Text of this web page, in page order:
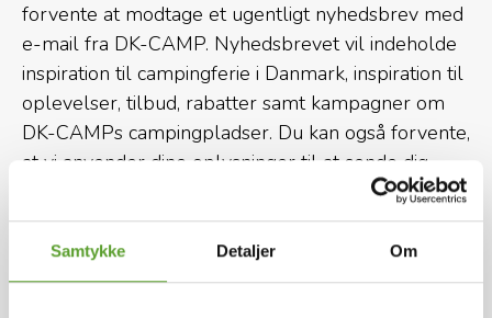
Samtykke Detaljer Om
forvente at modtage et ugentligt nyhedsbrev med
e-mail fra DK-CAMP. Nyhedsbrevet vil indeholde
inspiration til campingferie i Danmark, inspiration til
oplevelser, tilbud, rabatter samt kampagner om
DK-CAMPs campingpladser. Du kan også forvente,
at vi anvender dine oplysninger til at sende dig
nyheder og kampagner via Facebook og Instagram.
Du kan til hver en tid afmelde DK-CAMPs
nyhedsbrev via et link nederst i vores